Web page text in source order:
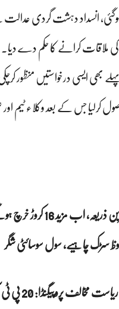
انسداد دہشت گردی عدالت
کی ملاقات کرانے کا حکم دے دیا۔
بھی ایسی درخواستیں منظور
جس کے بعد وکلاء ٹیم اور
سڑک چاہیے، سول سوسائٹی شگر
گزشتہ روز